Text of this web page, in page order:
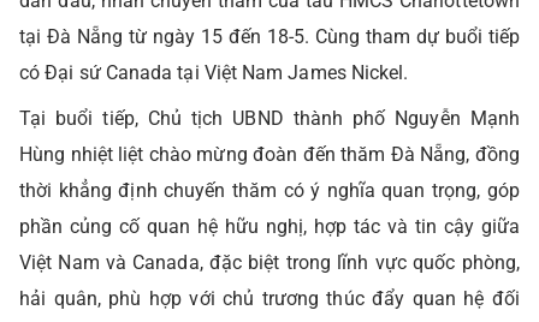
tại Đà Nẵng từ ngày 15 đến 18-5. Cùng tham dự buổi tiếp
có Đại sứ Canada tại Việt Nam James Nickel.
Tại buổi tiếp, Chủ tịch UBND thành phố Nguyễn Mạnh
Hùng nhiệt liệt chào mừng đoàn đến thăm Đà Nẵng, đồng
thời khẳng định chuyến thăm có ý nghĩa quan trọng, góp
phần củng cố quan hệ hữu nghị, hợp tác và tin cậy giữa
Việt Nam và Canada, đặc biệt trong lĩnh vực quốc phòng,
hải quân, phù hợp với chủ trương thúc đẩy quan hệ đối